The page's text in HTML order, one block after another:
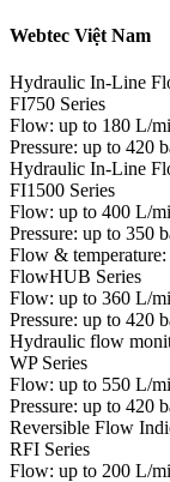
Webtec Việt Nam
Hydraulic In-Line
FI750 Series
Flow: up to 180 L/
Pressure: up to 420
Hydraulic In-Line
FI1500 Series
Flow: up to 400 L/
Pressure: up to 350
Flow &
FlowHUB Series
Flow: up to 360 L/
Pressure: up to 420
Hydraulic flow
WP Series
Flow: up to 550 L/
Pressure: up to 420
Reversible Flow
RFI Series
Flow: up to 200 L/